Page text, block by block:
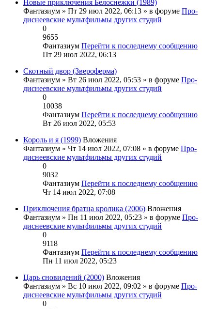
Новые приключения Белоснежки (1989)
Фантазиум » Пт 29 июл 2022, 06:13 » в форуме Про-
диснеевские мультфильмы других студий
0
9655
Фантазиум Перейти к последнему сообщению
Пт 29 июл 2022, 06:13
Скотный двор (Звероферма)
Фантазиум » Вт 26 июл 2022, 05:53 » в форуме Про-
диснеевские мультфильмы других студий
0
10038
Фантазиум Перейти к последнему сообщению
Вт 26 июл 2022, 05:53
Король и я (1999) Вложения
Фантазиум » Чт 14 июл 2022, 07:08 » в форуме Про-
диснеевские мультфильмы других студий
0
9032
Фантазиум Перейти к последнему сообщению
Чт 14 июл 2022, 07:08
Приключения братца кролика (2006) Вложения
Фантазиум » Пн 11 июл 2022, 05:23 » в форуме Про-
диснеевские мультфильмы других студий
0
9118
Фантазиум Перейти к последнему сообщению
Пн 11 июл 2022, 05:23
Царь сновидений (2000) Вложения
Фантазиум » Вс 10 июл 2022, 09:02 » в форуме Про-
диснеевские мультфильмы других студий
0